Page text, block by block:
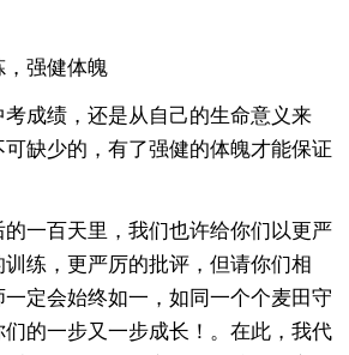
，强健体魄
成绩，还是从自己的生命意义来
缺少的，有了强健的体魄才能保证
的一百天里，我们也许给你们以更严
练，更严厉的批评，但请你们相
定会始终如一，如同一个个麦田守
的一步又一步成长！。在此，我代